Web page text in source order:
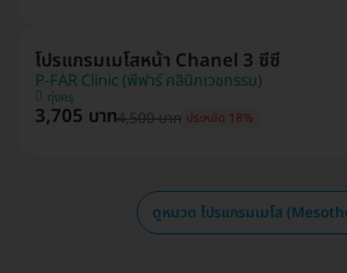
โปรแกรมเมโสหน้า Chanel 3 ซีซี
P-FAR Clinic (พีฟาร์ คลินิกเวชกรรม)
ทุ่งครุ
3,705 บาท4,500 บาท ประหยัด 18%
ดูหมวด โปรแกรมเมโส